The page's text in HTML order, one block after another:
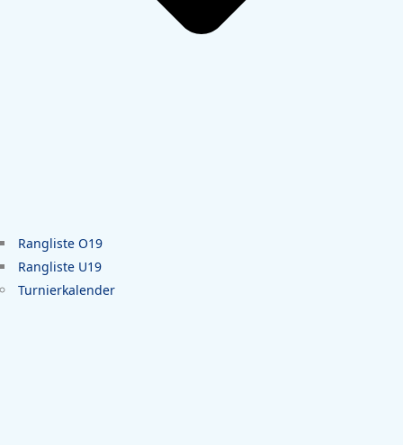
Rangliste O19
Rangliste U19
Turnierkalender